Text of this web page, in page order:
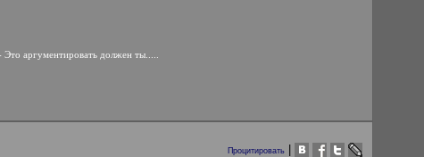
аргументировать должен ты.....
Процитировать